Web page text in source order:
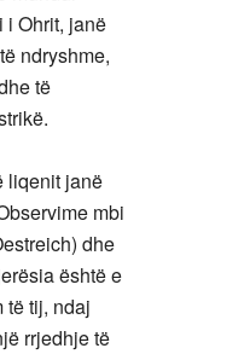
i Ohrit, janë
ndryshme,
të
liqenit janë
mbi
dhe
është e
të tij, ndaj
rrjedhje të